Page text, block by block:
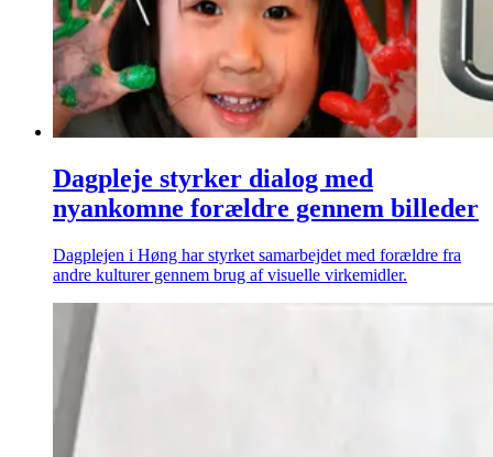
Dagpleje styrker dialog med
nyankomne forældre gennem billeder
Dagplejen i Høng har styrket samarbejdet med forældre fra
andre kulturer gennem brug af visuelle virkemidler.